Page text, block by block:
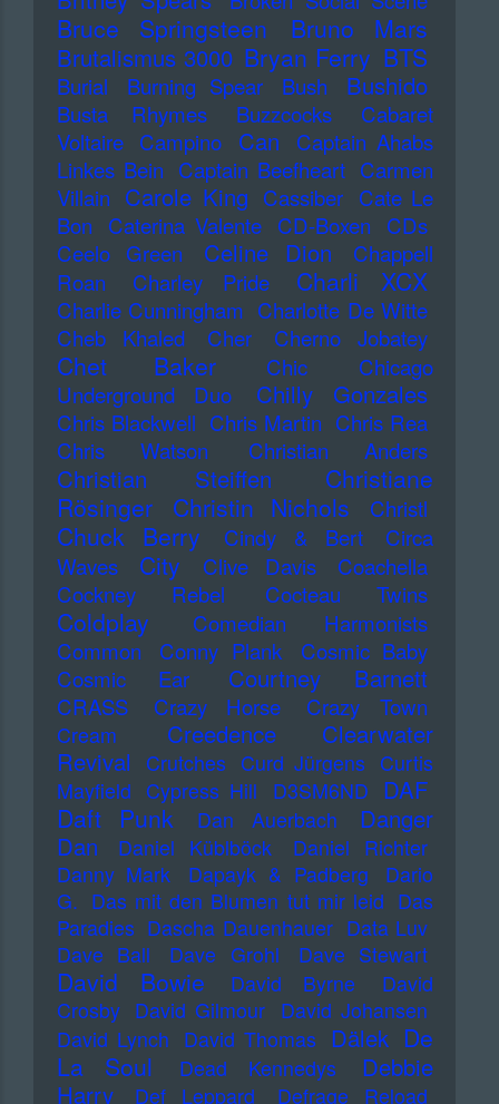
Bruce Springsteen Bruno Mars
Brutalismus 3000 Bryan Ferry BTS
Burial Burning Spear Bush Bushido
Busta Rhymes Buzzcocks
Cabaret
Voltaire Campino Can
Captain Ahabs
Linkes Bein Captain Beefheart Carmen
Villain Carole King Cassiber Cate Le
Bon
Caterina Valente CD-Boxen
CDs
Ceelo Green
Celine Dion
Chappell
Roan
Charley Pride Charli XCX
Charlie Cunningham Charlotte De Witte
Cheb Khaled
Cher Cherno Jobatey
Chet Baker Chic
Chicago
Underground Duo
Chilly Gonzales
Chris Blackwell Chris Martin Chris Rea
Chris Watson
Christian Anders
Christian Steiffen
Christiane
Rösinger
Christin Nichols Christl
Chuck Berry Cindy & Bert
Circa
Waves
City Clive Davis
Coachella
Cockney Rebel
Cocteau Twins
Coldplay
Comedian Harmonists
Common
Conny Plank
Cosmic Baby
Cosmic Ear
Courtney Barnett
CRASS Crazy Horse Crazy Town
Cream
Creedence Clearwater
Revival
Crutches Curd Jürgens Curtis
Mayfield Cypress Hill D3SM6ND DAF
Daft Punk Dan Auerbach
Danger
Dan
Daniel Küblböck
Daniel Richter
Danny Mark
Dapayk & Padberg
Dario
G. Das mit den Blumen tut mir leid Das
Paradies Dascha Dauenhauer Data Luv
Dave Ball
Dave Grohl Dave Stewart
David Bowie David Byrne
David
Crosby David Gilmour David Johansen
David Lynch David Thomas Dälek De
La Soul
Dead Kennedys
Debbie
Harry
Def Leppard
Defrage Reload